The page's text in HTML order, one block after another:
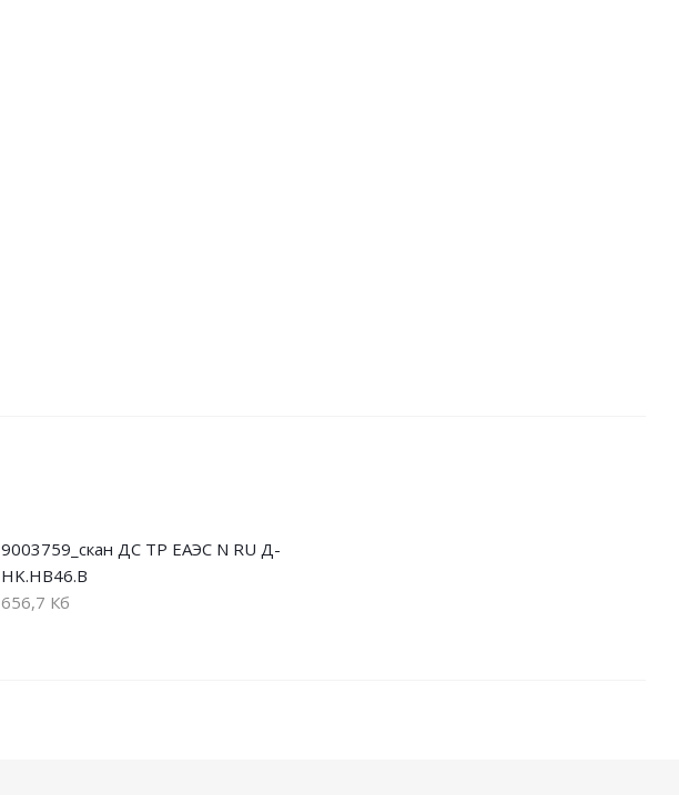
9003759_скан ДС ТР ЕАЭС N RU Д-
HK.НВ46.В
656,7 Кб